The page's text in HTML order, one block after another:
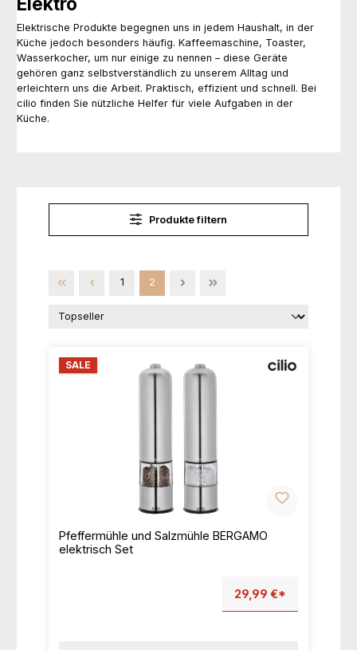
Elektrische Produkte begegnen uns in jedem Haushalt, in der
Küche jedoch besonders häufig. Kaffeemaschine, Toaster,
Wasserkocher, um nur einige zu nennen – diese Geräte
gehören ganz selbstverständlich zu unserem Alltag und
erleichtern uns die Arbeit. Praktisch, effizient und schnell. Bei
cilio finden Sie nützliche Helfer für viele Aufgaben in der
Küche.
Produkte filtern
Seite
1 Seite
2
SALE
Pfeffermühle und Salzmühle BERGAMO
elektrisch Set
29,99 €*